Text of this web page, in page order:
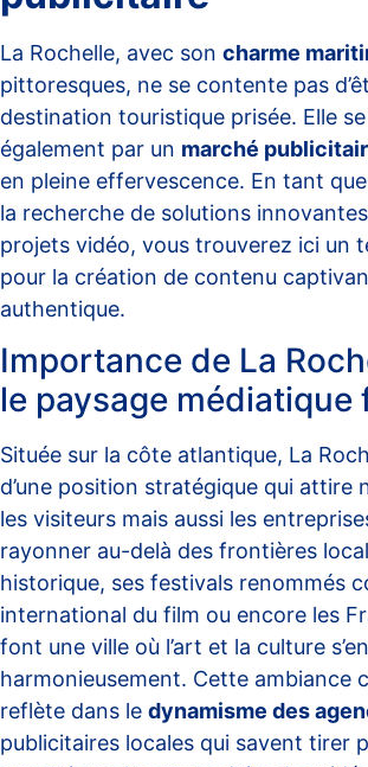
La Rochelle, avec son charme
pittoresques, ne se contente pas
destination touristique prisée. Elle
également par un marché
en pleine effervescence. En tant
la recherche de solutions
projets vidéo, vous trouverez ici un
pour la création de contenu
authentique.
Importance de La
le paysage médiatique
Située sur la côte atlantique, La
d’une position stratégique qui attire
les visiteurs mais aussi les
rayonner au-delà des frontières
historique, ses festivals renommés
international du film ou encore les
font une ville où l’art et la culture
harmonieusement. Cette ambiance
reflète dans le dynamisme des
publicitaires locales qui savent tirer